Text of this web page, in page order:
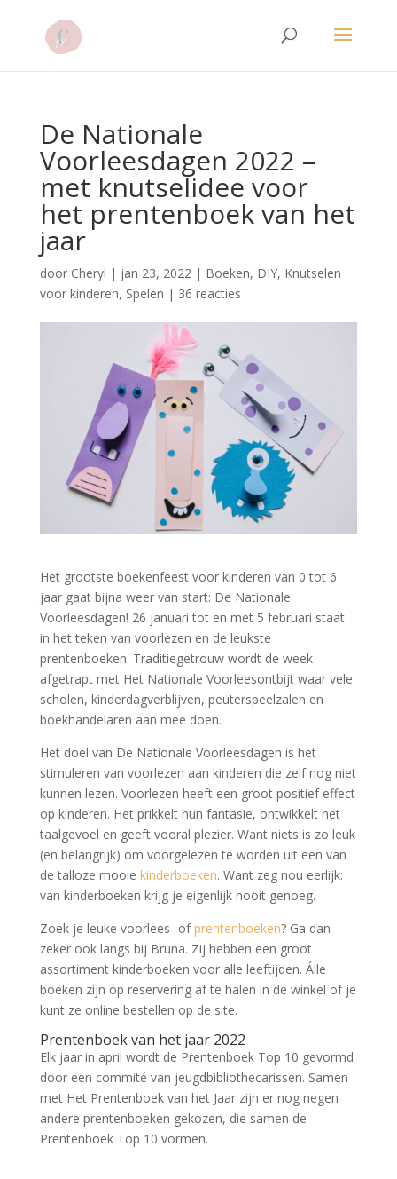
De Nationale
Voorleesdagen 2022 –
met knutselidee voor
het prentenboek van het
jaar
door Cheryl | jan 23, 2022| Boeken, DIY, Knutselen
voor kinderen, Spelen | 36 reacties
Het grootste boekenfeest voor kinderen van 0 tot 6
jaar gaat bijna weer van start: De Nationale
Voorleesdagen! 26 januari tot en met 5 februari staat
in het teken van voorlezen en de leukste
prentenboeken. Traditiegetrouw wordt de week
afgetrapt met Het Nationale Voorleesontbijt waar vele
scholen, kinderdagverblijven, peuterspeelzalen en
boekhandelaren aan mee doen.
Het doel van De Nationale Voorleesdagen is het
stimuleren van voorlezen aan kinderen die zelf nog niet
kunnen lezen. Voorlezen heeft een groot positief effect
op kinderen. Het prikkelt hun fantasie, ontwikkelt het
taalgevoel en geeft vooral plezier. Want niets is zo leuk
(en belangrijk) om voorgelezen te worden uit een van
de talloze mooie kinderboeken. Want zeg nou eerlijk:
van kinderboeken krijg je eigenlijk nooit genoeg.
Zoek je leuke voorlees- ofprentenboeken? Ga dan
zeker ook langs bij Bruna. Zij hebben een groot
assortiment kinderboeken voor alle leeftijden. Álle
boeken zijn op reservering af te halen in de winkel of je
kunt ze online bestellen op de site.
Prentenboek van het jaar 2022
Elk jaar in april wordt de Prentenboek Top 10 gevormd
door een commité van jeugdbibliothecarissen. Samen
met Het Prentenboek van het Jaar zijn er nog negen
andere prentenboeken gekozen, die samen de
Prentenboek Top 10 vormen.